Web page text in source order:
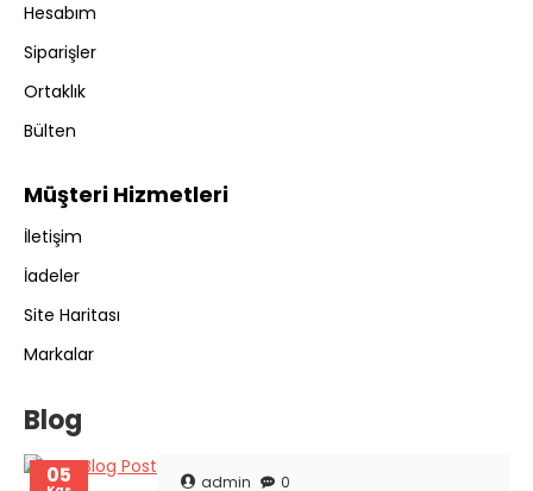
Hesabım
Siparişler
Ortaklık
Bülten
Müşteri Hizmetleri
İletişim
İadeler
Site Haritası
Markalar
Blog
05 admin 0